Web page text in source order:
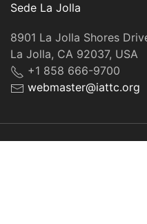
Sede La Jolla
8901 La Jolla Shores
La Jolla, CA 92037, USA
+1 858 666-9700
webmaster@iattc.org
© IATTC, 2022-2026